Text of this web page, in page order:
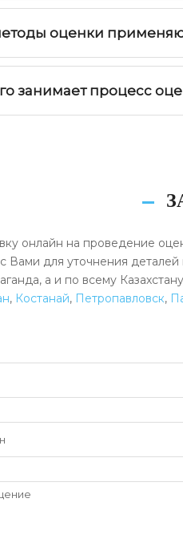
оценки
занимает процесс
онлайн на проведение
Вами для уточнения
а и по всему
, Костанай, Петропавловск,